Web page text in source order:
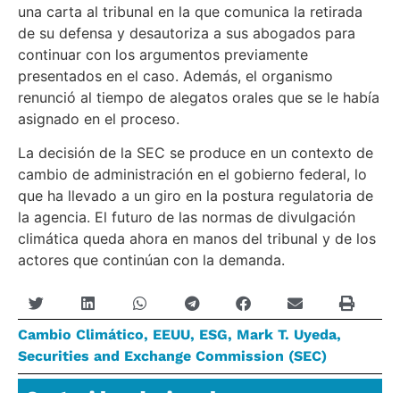
una carta al tribunal en la que comunica la retirada
de su defensa y desautoriza a sus abogados para
continuar con los argumentos previamente
presentados en el caso. Además, el organismo
renunció al tiempo de alegatos orales que se le había
asignado en el proceso.
La decisión de la SEC se produce en un contexto de
cambio de administración en el gobierno federal, lo
que ha llevado a un giro en la postura regulatoria de
la agencia. El futuro de las normas de divulgación
climática queda ahora en manos del tribunal y de los
actores que continúan con la demanda.
Cambio Climático, EEUU, ESG, Mark T. Uyeda,
Securities and Exchange Commission (SEC)